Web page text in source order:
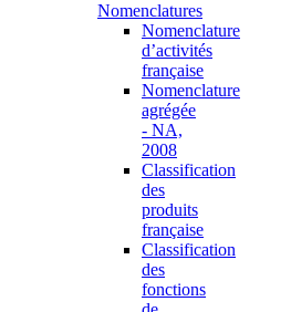
Nomenclatures
Nomenclature
d’activités
française
Nomenclature
agrégée
- NA,
2008
Classification
des
produits
française
Classification
des
fonctions